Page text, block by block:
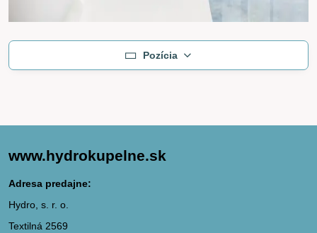
Pozícia
www.hydrokupelne.sk
Adresa predajne:
Hydro, s. r. o.
Textilná 2569